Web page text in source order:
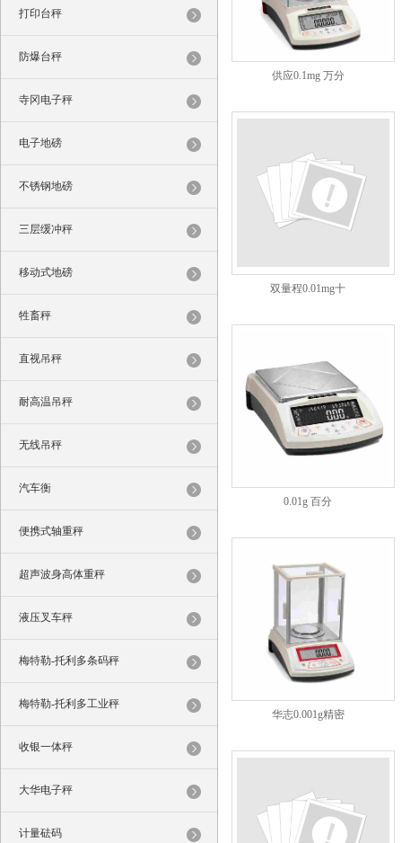
打印台秤
防爆台秤
寺冈电子秤
电子地磅
不锈钢地磅
三层缓冲秤
移动式地磅
牲畜秤
直视吊秤
耐高温吊秤
无线吊秤
汽车衡
便携式轴重秤
超声波身高体重秤
液压叉车秤
梅特勒-托利多条码秤
梅特勒-托利多工业秤
收银一体秤
大华电子秤
计量砝码
供应0.1mg 万分
双量程0.01mg十
0.01g 百分
华志0.001g精密